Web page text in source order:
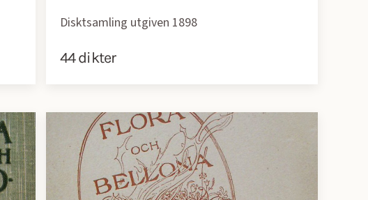
Disktsamling utgiven 1898
44 dikter